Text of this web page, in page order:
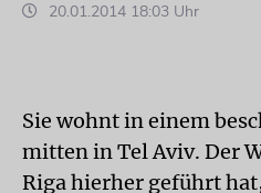
20.01.2014 18:03 Uhr
Sie wohnt in einem
mitten in Tel Aviv. Der
Riga hierher geführt